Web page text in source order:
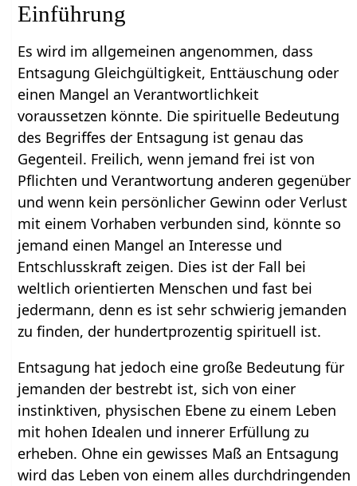
Einführung
Es wird im allgemeinen angenommen, dass
Entsagung Gleichgültigkeit, Enttäuschung oder
einen Mangel an Verantwortlichkeit
voraussetzen könnte. Die spirituelle Bedeutung
des Begriffes der Entsagung ist genau das
Gegenteil. Freilich, wenn jemand frei ist von
Pflichten und Verantwortung anderen gegenüber
und wenn kein persönlicher Gewinn oder Verlust
mit einem Vorhaben verbunden sind, könnte so
jemand einen Mangel an Interesse und
Entschlusskraft zeigen. Dies ist der Fall bei
weltlich orientierten Menschen und fast bei
jedermann, denn es ist sehr schwierig jemanden
zu finden, der hundertprozentig spirituell ist.
Entsagung hat jedoch eine große Bedeutung für
jemanden der bestrebt ist, sich von einer
instinktiven, physischen Ebene zu einem Leben
mit hohen Idealen und innerer Erfüllung zu
erheben. Ohne ein gewisses Maß an Entsagung
wird das Leben von einem alles durchdringenden